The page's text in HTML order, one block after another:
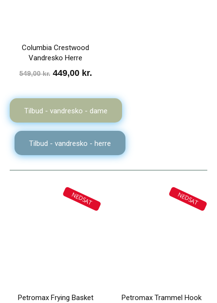
Columbia Crestwood
Vandresko Herre
549,00kr. Den
pris
var:
549,00 kr..
449,00 kr.Den
pris
er:
449,00 kr..
Tilbud - vandresko - dame
Tilbud - vandresko - herre
NEDSAT
Petromax Frying Basket
NEDSAT
Petromax Trammel Hook